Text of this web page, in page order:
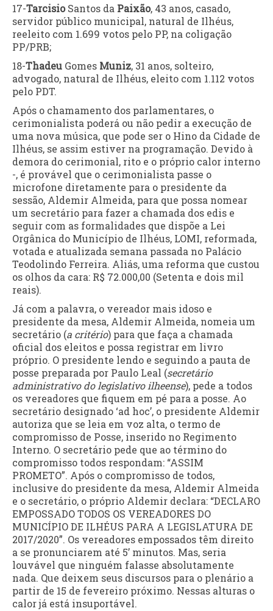
17-TarcisioSantos da Paixão, 43 anos, casado,
servidor público municipal, natural de Ilhéus,
reeleito com 1.699 votos pelo PP, na coligação
PP/PRB;
18-Thadeu Gomes Muniz, 31 anos, solteiro,
advogado, natural de Ilhéus, eleito com 1.112 votos
pelo PDT.
Após o chamamento dos parlamentares, o
cerimonialista poderá ou não pedir a execução de
uma nova música, que pode ser o Hino da Cidade de
Ilhéus, se assim estiver na programação. Devido à
demora do cerimonial, rito e o próprio calor interno
-, é provável que o cerimonialista passe o
microfone diretamente para o presidente da
sessão, Aldemir Almeida, para que possa nomear
um secretário para fazer a chamada dos edis e
seguir com as formalidades que dispõe a Lei
Orgânica do Município de Ilhéus, LOMI, reformada,
votada e atualizada semana passada no Palácio
Teodolindo Ferreira. Aliás, uma reforma que custou
os olhos da cara: R$ 72.000,00 (Setenta e dois mil
reais).
Já com a palavra, o vereador mais idoso e
presidente da mesa, Aldemir Almeida, nomeia um
secretário (a critério) para que faça a chamada
oficial dos eleitos e possa registrar em livro
próprio. O presidente lendo e seguindo a pauta de
posse preparada por Paulo Leal (secretário
administrativo do legislativo ilheense), pede a todos
os vereadores que fiquem em pé para a posse. Ao
secretário designado ‘ad hoc’, o presidente Aldemir
autoriza que se leia em voz alta, o termo de
compromisso de Posse, inserido no Regimento
Interno. O secretário pede que ao término do
compromisso todos respondam: “ASSIM
PROMETO”. Após o compromisso de todos,
inclusive do presidente da mesa, Aldemir Almeida
e o secretário, o próprio Aldemir declara: “DECLARO
EMPOSSADO TODOS OS VEREADORES DO
MUNICÍPIO DE ILHÉUS PARA A LEGISLATURA DE
2017/2020”. Os vereadores empossados têm direito
a se pronunciarem até 5’ minutos. Mas, seria
louvável que ninguém falasse absolutamente
nada. Que deixem seus discursos para o plenário a
partir de 15 de fevereiro próximo. Nessas alturas o
calor já está insuportável.